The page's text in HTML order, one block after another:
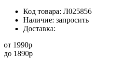
Код товара: Л025856
Наличие: запросить
Доставка:
от 1990p
до 1890p